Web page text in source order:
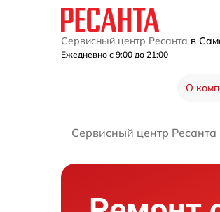
Сервисный центр Ресанта в
Ежедневно с 9:00 до 21:00
О
Сервисный центр Ресанта